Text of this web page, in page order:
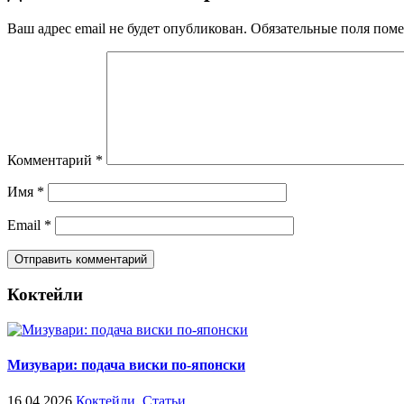
Ваш адрес email не будет опубликован. Обязательные поля
Комментарий *
Имя *
Email *
Коктейли
Мизувари: подача виски по-японски
16.04.2026 Коктейли, Статьи